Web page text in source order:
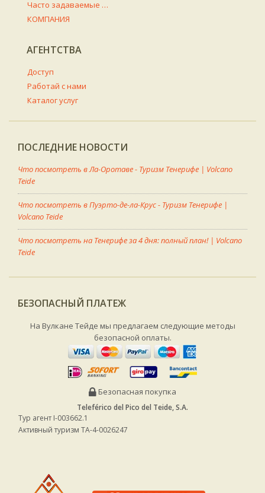
Часто задаваемые вопросы
КОМПАНИЯ
АГЕНТСТВА
Доступ
Работай с нами
Каталог услуг
ПОСЛЕДНИЕ НОВОСТИ
Что посмотреть в Ла-Оротаве - Туризм Тенерифе | Volcano
Teide
Что посмотреть в Пуэрто-де-ла-Крус - Туризм Тенерифе |
Volcano Teide
Что посмотреть на Тенерифе за 4 дня: полный план! | Volcano
Teide
БЕЗОПАСНЫЙ ПЛАТЕЖ
На Вулкане Тейде мы предлагаем следующие методы
безопасной оплаты.
Безопасная покупка
Teleférico del Pico del Teide, S.A.
Тур агент I-003662.1
Активный туризм TA-4-0026247